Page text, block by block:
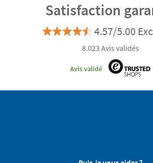
Satisfaction
4.57/5.00
8.023 Avis validés
Avis validé